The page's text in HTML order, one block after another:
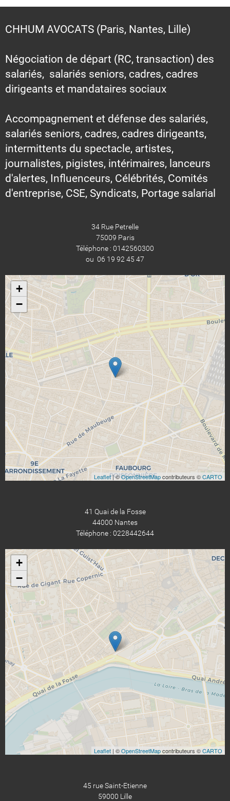
CHHUM AVOCATS (Paris, Nantes, Lille)
Négociation de départ (RC, transaction) des
salariés, salariés seniors, cadres, cadres
dirigeants et mandataires sociaux
Accompagnement et défense des salariés,
salariés seniors, cadres, cadres dirigeants,
intermittents du spectacle, artistes,
journalistes, pigistes, intérimaires, lanceurs
d'alertes, Influenceurs, Célébrités, Comités
d'entreprise, CSE, Syndicats, Portage salarial
34 Rue Petrelle
75009 Paris
Téléphone : 0142560300
ou 06 19 92 45 47
+
−
Leaflet| ©OpenStreetMapcontributeurs ©CARTO
41 Quai de la Fosse
44000 Nantes
Téléphone : 0228442644
+
−
Leaflet | ©OpenStreetMapcontributeurs ©CARTO
45 rue Saint-Etienne
59000 Lille